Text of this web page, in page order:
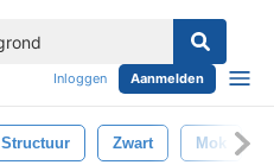
Inloggen Aanmelden
Structuur Zwart Mok